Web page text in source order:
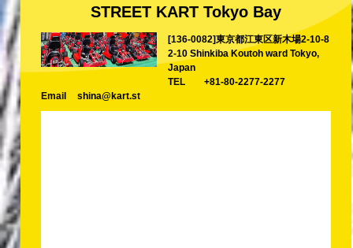
Cambiar Tienda
Tokyo Shinagawa Tokyo Akihabara#1
Tokyo Akihabara#2
Tokyo Shibuya Annex
STREET KART Tokyo Bay
[136-0082]東京都江東区新木場2-10-8
2-10 Shinkiba Koutoh ward Tokyo,
Japan
TEL
+81-80-2277-2277
Email
shina@kart.st